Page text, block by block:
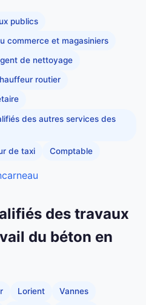
publics
commerce et magasiniers
de nettoyage
routier
des autres services des
de taxi Comptable
des travaux
du béton en
Lorient Vannes